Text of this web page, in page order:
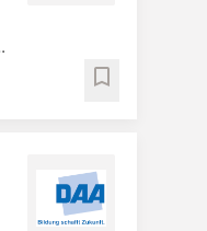
bookmark